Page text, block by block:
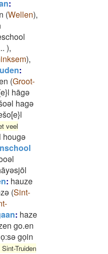
:
(Wellen),
),
),
:
(Groot-
hāgə
hagə
veel
hougə
: hauze
(Sint-
: haze
go.en
oͅ:sə goͅin
Truiden